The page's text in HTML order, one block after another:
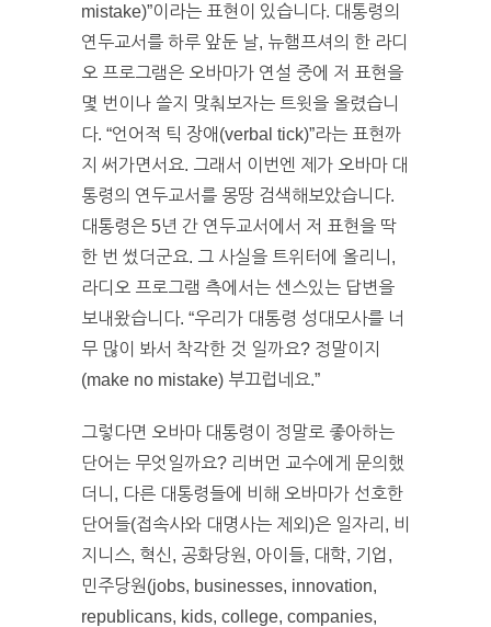
mistake)”이라는 표현이 있습니다. 대통령의
연두교서를 하루 앞둔 날, 뉴햄프셔의 한 라디
오 프로그램은 오바마가 연설 중에 저 표현을
몇 번이나 쓸지 맞춰보자는 트윗을 올렸습니
다. “언어적 틱 장애(verbal tick)”라는 표현까
지 써가면서요. 그래서 이번엔 제가 오바마 대
통령의 연두교서를 몽땅 검색해보았습니다.
대통령은 5년 간 연두교서에서 저 표현을 딱
한 번 썼더군요. 그 사실을 트위터에 올리니,
라디오 프로그램 측에서는 센스있는 답변을
보내왔습니다. “우리가 대통령 성대모사를 너
무 많이 봐서 착각한 것 일까요? 정말이지
(make no mistake) 부끄럽네요.”
그렇다면 오바마 대통령이 정말로 좋아하는
단어는 무엇일까요? 리버먼 교수에게 문의했
더니, 다른 대통령들에 비해 오바마가 선호한
단어들(접속사와 대명사는 제외)은 일자리, 비
지니스, 혁신, 공화당원, 아이들, 대학, 기업,
민주당원(jobs, businesses, innovation,
republicans, kids, college, companies,